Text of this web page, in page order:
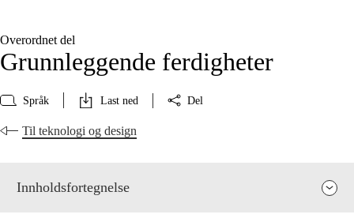
Overordnet del
Grunnleggende ferdigheter
Språk Last ned Del
Til teknologi og design
Innholdsfortegnelse